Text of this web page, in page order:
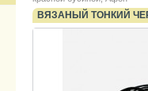
ВЯЗАНЫЙ ТОНКИЙ